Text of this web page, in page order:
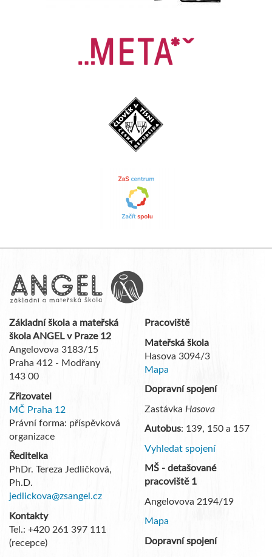
Základní škola a mateřská
škola ANGEL v Praze 12
Angelovova 3183/15
Praha 412 - Modřany
143 00
Zřizovatel
MČ Praha 12
Právní forma: příspěvková
organizace
Ředitelka
PhDr. Tereza Jedličková,
Ph.D.
jedlickova@zsangel.cz
Kontakty
Tel.: +420 261 397 111
(recepce)
Pracoviště
Mateřská škola
Hasova 3094/3
Mapa
Dopravní spojení
Zastávka Hasova
Autobus: 139, 150 a 157
Vyhledat spojení
MŠ - detašované
pracoviště 1
Angelovova 2194/19
Mapa
Dopravní spojení